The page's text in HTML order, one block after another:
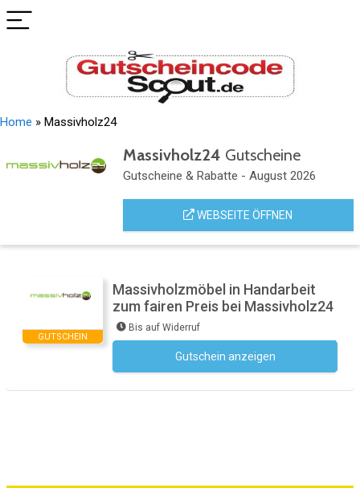
Home » Massivholz24
Massivholz24 Gutscheine
Gutscheine & Rabatte - August 2026
WEBSEITE ÖFFNEN
GUTSCHEIN
Massivholzmöbel in Handarbeit
zum fairen Preis bei Massivholz24
Bis auf Widerruf
Gutschein anzeigen